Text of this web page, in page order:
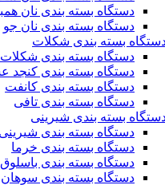
دستگاه بسته بندی نان
دستگاه بسته بندی نان جو
بسته بندی شکلات
دستگاه بسته بندی شکلات
دستگاه بسته بندی کنجد
دستگاه بسته بندی کانفت
دستگاه بسته بندی تافی
بسته بندی شیرینی
دستگاه بسته بندی
دستگاه بسته بندی خرما
دستگاه بسته بندی
دستگاه بسته بندی سوهان